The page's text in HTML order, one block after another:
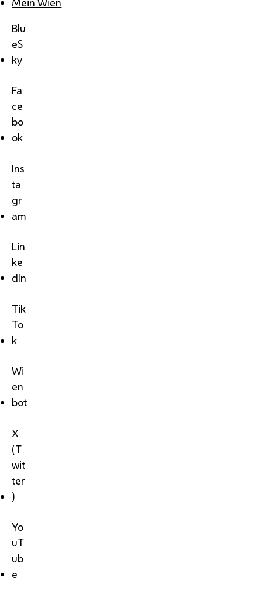
Blu
eS
ky
Fa
ce
bo
ok
Ins
ta
gr
am
Lin
ke
dIn
Tik
To
k
Wi
en
bot
X
(T
wit
ter
)
Yo
uT
ub
e